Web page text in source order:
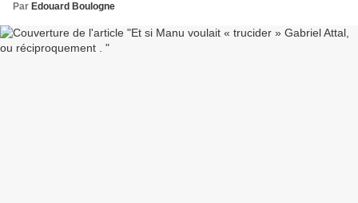
Par Edouard Boulogne